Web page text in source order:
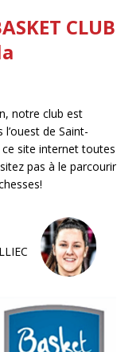
CLUB
notre club est
de Saint-
site internet toutes
pas à le parcourir